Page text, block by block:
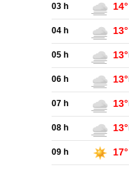
03 h 14°
04 h 13°
05 h 13°
06 h 13°
07 h 13°
08 h 13°
09 h 17°